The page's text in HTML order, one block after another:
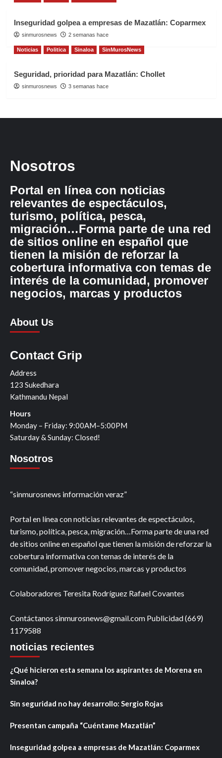
Inseguridad golpea a empresas de Mazatlán: Coparmex
sinmurosnews 2 semanas hace
Noticias Politica Sinaloa SinMurosNews
Seguridad, prioridad para Mazatlán: Chollet
sinmurosnews 3 semanas hace
Nosotros
Portal en línea con noticias
relevantes de espectáculos,
turismo, política, pesca,
migración…Forma parte de una red
de sitios online en español que
tienen la misión de reforzar la
cobertura informativa con temas de
interés de la comunidad, promover
negocios, marcas y productos
About Us
Contact Grip
Address
123 Sukedhara
Kathmandu Nepal
Hours
Monday – Friday: 9:00AM–5:00PM
Saturday & Sunday: Closed!
Nosotros
“sinmurosnews información veraz”
Portal en línea con noticias relevantes de espectáculos,
turismo, política, pesca, migración…Forma parte de una red
de sitios online en español que tienen la misión de reforzar la
cobertura informativa con temas de interés de la
comunidad, promover negocios, marcas y productos
Colaboradores Teresita Rodríguez Rafael Covantes
Contáctanos sinmurosnews@gmail.com Publicidad (669)
1179588
noticias recientes
¿Qué hicieron esta semana los aspirantes de Morena en
Sinaloa?
Sin seguridad no hay desarrollo: Sergio Rojas
Presentan campaña “Cuéntame Mazatlán”
Inseguridad golpea a empresas de Mazatlán: Coparmex